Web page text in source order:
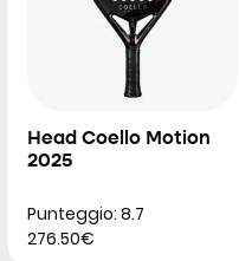
Head Coello Motion
2025
Punteggio: 8.7
276.50€